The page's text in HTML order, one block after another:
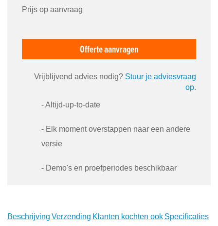
Prijs op aanvraag
Offerte aanvragen
Vrijblijvend advies nodig? Stuur je adviesvraag
op.
- Altijd-up-to-date
- Elk moment overstappen naar een andere
versie
- Demo's en proefperiodes beschikbaar
Beschrijving Verzending Klanten kochten ook Specificaties